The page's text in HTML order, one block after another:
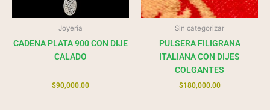
Joyeria
CADENA PLATA 900 CON DIJE
CALADO
$90,000.00
Sin categorizar
PULSERA FILIGRANA
ITALIANA CON DIJES
COLGANTES
$180,000.00